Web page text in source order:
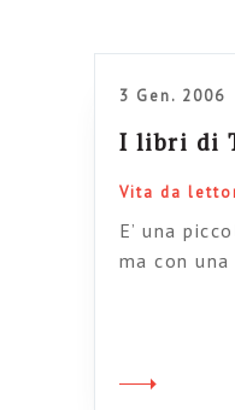
3 Gen. 2006
I libri di
Vita da
E’ una
ma con
vendere.